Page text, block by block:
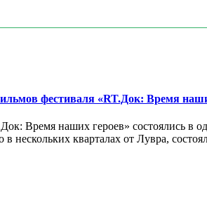
фестиваля «RT.Док: Время
Время наших героев» состоялись в
в нескольких кварталах от Лувра,